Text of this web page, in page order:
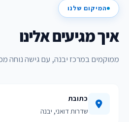
המיקום שלנו
איך מגיעים אלינו
ממוקמים במרכז יבנה, עם גישה נוחה
כתובת
שדרות דואני, יבנה